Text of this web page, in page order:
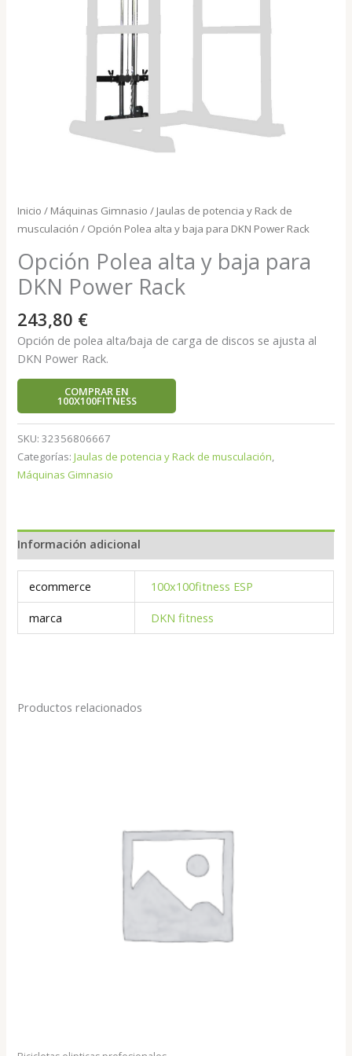
Inicio / Máquinas Gimnasio / Jaulas de potencia y Rack de
musculación / Opción Polea alta y baja para DKN Power Rack
Opción Polea alta y baja para
DKN Power Rack
243,80 €
Opción de polea alta/baja de carga de discos se ajusta al
DKN Power Rack.
COMPRAR EN
100X100FITNESS
SKU:32356806667
Categorías:Jaulas de potencia y Rack de musculación,
Máquinas Gimnasio
Información adicional
ecommerce
100x100fitness ESP
marca
DKN fitness
Productos relacionados